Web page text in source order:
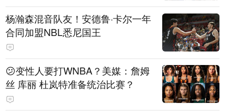
杨瀚森混音队友！安德鲁·卡尔一年
合同加盟NBL悉尼国王
😕变性人要打WNBA？美媒：詹姆
丝 库丽 杜岚特准备统治比赛？